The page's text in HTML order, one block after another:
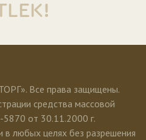
Все права защищены.
средства массовой
от 30.11.2000 г.
любых целях без разрешения